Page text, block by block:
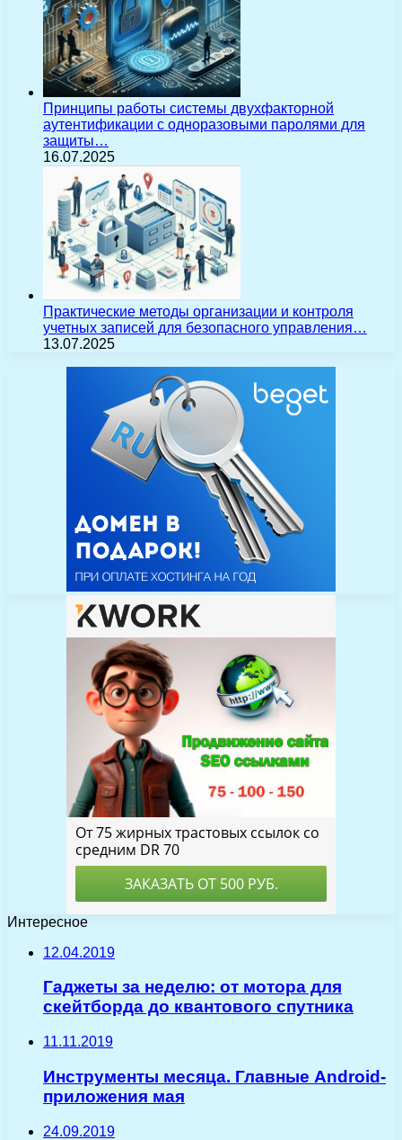
Принципы работы системы двухфакторной
аутентификации с одноразовыми паролями для
защиты…
16.07.2025
Практические методы организации и контроля
учетных записей для безопасного управления…
13.07.2025
Интересное
12.04.2019
Гаджеты за неделю: от мотора для
скейтборда до квантового спутника
11.11.2019
Инструменты месяца. Главные Android-
приложения мая
24.09.2019